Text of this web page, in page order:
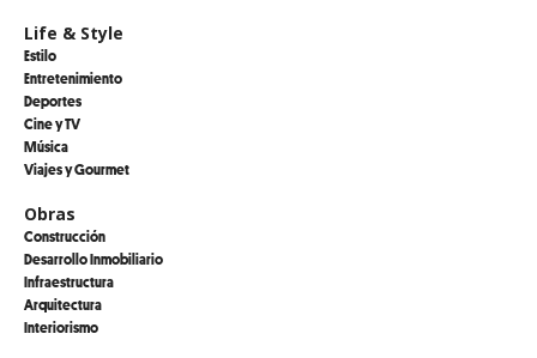
Life & Style
Estilo
Entretenimiento
Deportes
Cine y TV
Música
Viajes y Gourmet
Obras
Construcción
Desarrollo Inmobiliario
Infraestructura
Arquitectura
Interiorismo